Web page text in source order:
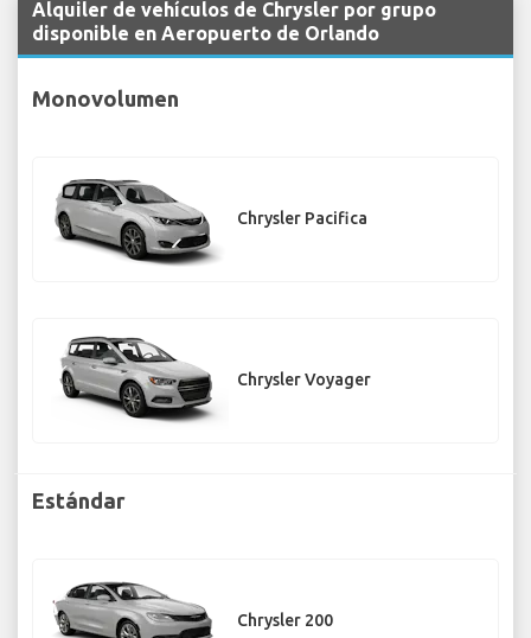
Alquiler de vehículos de Chrysler por grupo
disponible en Aeropuerto de Orlando
Monovolumen
Chrysler Pacifica
Chrysler Voyager
Estándar
Chrysler 200